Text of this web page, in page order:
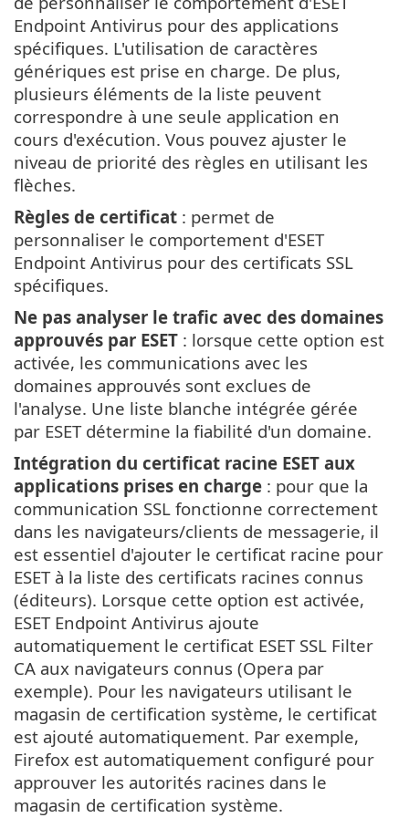
Endpoint Antivirus pour des applications
spécifiques. L'utilisation de caractères
génériques est prise en charge. De plus,
plusieurs éléments de la liste peuvent
correspondre à une seule application en
cours d'exécution. Vous pouvez ajuster le
niveau de priorité des règles en utilisant les
flèches.
Règles de certificat : permet de
personnaliser le comportement d'ESET
Endpoint Antivirus pour des certificats SSL
spécifiques.
Ne pas analyser le trafic avec des domaines
approuvés par ESET : lorsque cette option est
activée, les communications avec les
domaines approuvés sont exclues de
l'analyse. Une liste blanche intégrée gérée
par ESET détermine la fiabilité d'un domaine.
Intégration du certificat racine ESET aux
applications prises en charge : pour que la
communication SSL fonctionne correctement
dans les navigateurs/clients de messagerie, il
est essentiel d'ajouter le certificat racine pour
ESET à la liste des certificats racines connus
(éditeurs). Lorsque cette option est activée,
ESET Endpoint Antivirus ajoute
automatiquement le certificat ESET SSL Filter
CA aux navigateurs connus (Opera par
exemple). Pour les navigateurs utilisant le
magasin de certification système, le certificat
est ajouté automatiquement. Par exemple,
Firefox est automatiquement configuré pour
approuver les autorités racines dans le
magasin de certification système.